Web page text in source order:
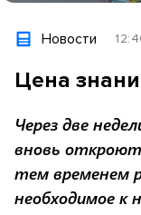
Новости
Цена
Через две
вновь откроют
тем временем
необходимое к